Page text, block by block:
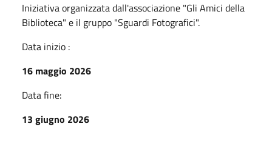
Iniziativa organizzata dall'associazione "Gli Amici della
Biblioteca" e il gruppo "Sguardi Fotografici".
Data inizio :
16 maggio 2026
Data fine:
13 giugno 2026